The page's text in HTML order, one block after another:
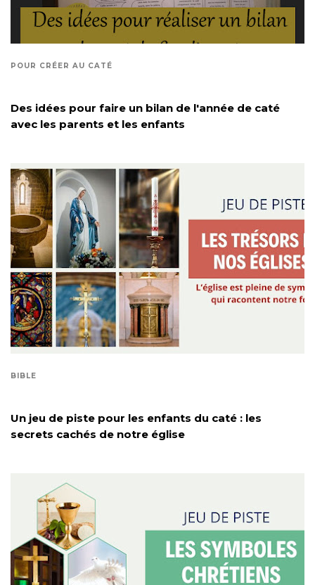
POUR CRÉER AU CATÉ
Des idées pour faire un bilan de l'année de caté
avec les parents et les enfants
BIBLE
Un jeu de piste pour les enfants du caté : les
secrets cachés de notre église